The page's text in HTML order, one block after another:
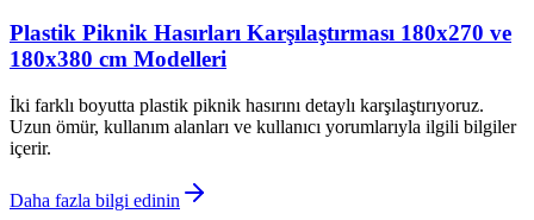
Plastik Piknik Hasırları Karşılaştırması 180x270 ve
180x380 cm Modelleri
İki farklı boyutta plastik piknik hasırını detaylı karşılaştırıyoruz.
Uzun ömür, kullanım alanları ve kullanıcı yorumlarıyla ilgili bilgiler
içerir.
Daha fazla bilgi edinin